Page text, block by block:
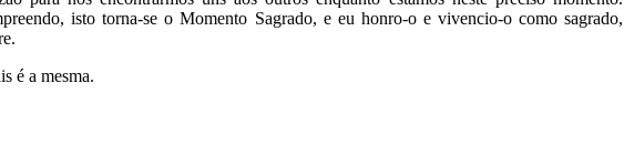
isto torna-se o Momento Sagrado, e eu honro-o e vivencio-o como sagrado,
é a mesma.